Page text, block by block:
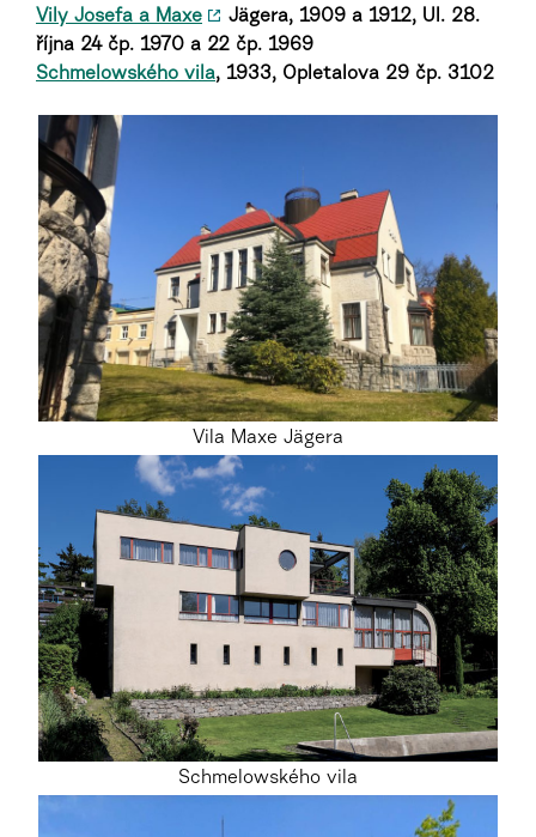
Vily Josefa a Maxe Jägera, 1909 a 1912, Ul. 28.
října 24 čp. 1970 a 22 čp. 1969
Schmelowského vila, 1933, Opletalova 29 čp. 3102
Vila Maxe Jägera
Schmelowského vila